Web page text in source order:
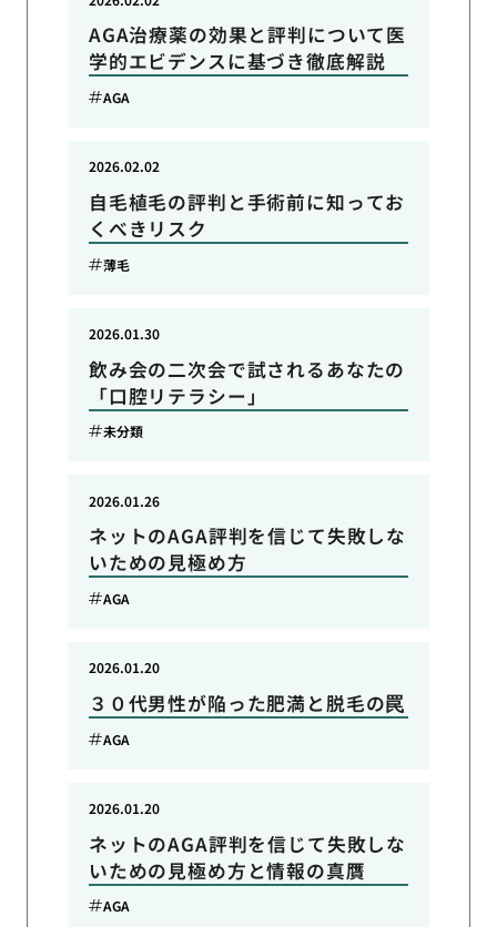
AGA治療薬の効果と評判について医
学的エビデンスに基づき徹底解説
AGA
自毛植毛の評判と手術前に知ってお
くべきリスク
2026.02.02
薄毛
飲み会の二次会で試されるあなたの
「口腔リテラシー」
2026.01.30
未分類
ネットのAGA評判を信じて失敗しな
いための見極め方
2026.01.26
AGA
３０代男性が陥った肥満と脱毛の罠
2026.01.20
AGA
ネットのAGA評判を信じて失敗しな
いための見極め方と情報の真贋
2026.01.20
AGA